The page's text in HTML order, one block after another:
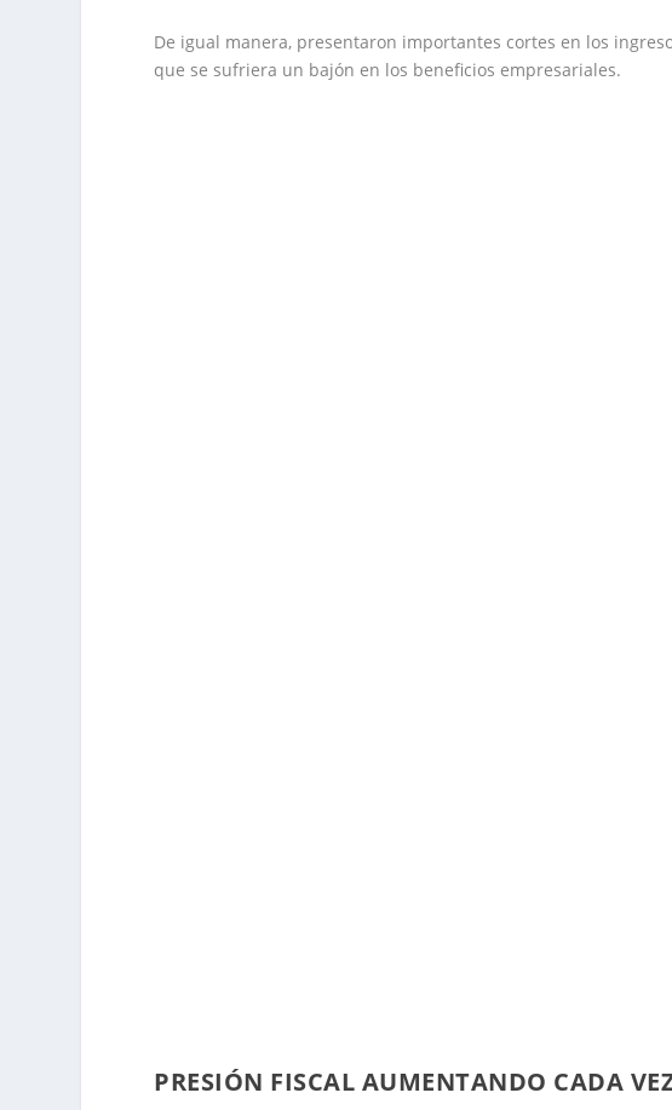
De igual manera, presentaron importantes cortes en los
que se sufriera un bajón en los beneficios empresariales.
PRESIÓN FISCAL AUMENTANDO CADA